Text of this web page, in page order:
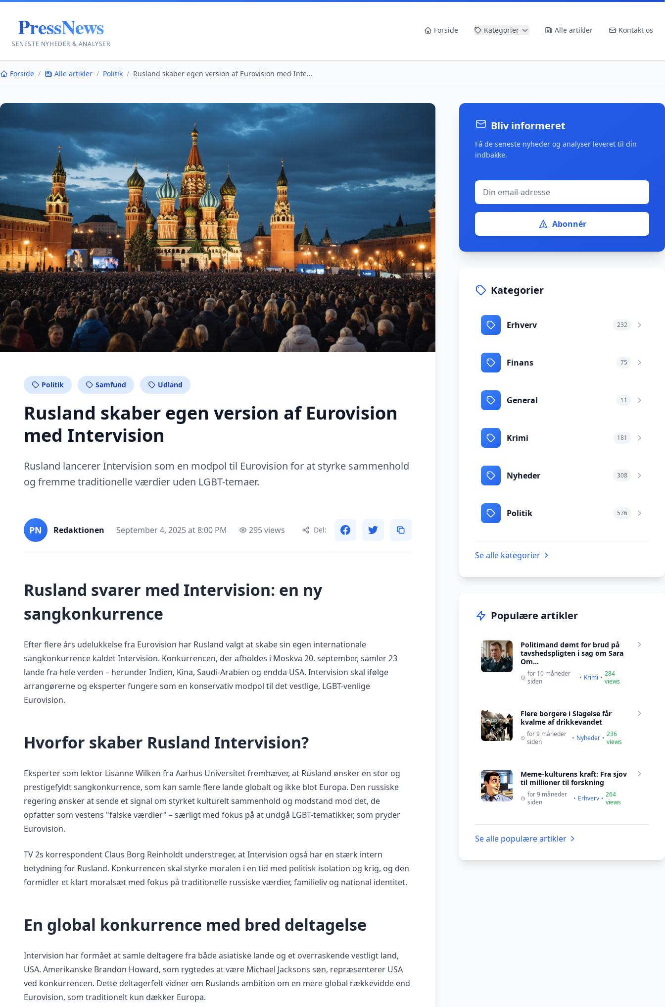
PressNews
SENESTE NYHEDER & ANALYSER
Forside Kategorier Alle artikler Kontakt os
Forside / Alle artikler / Politik / Rusland skaber egen version af Eurovision med Inte...
Politik Samfund Udland
Rusland skaber egen version af Eurovision
med Intervision
Rusland lancerer Intervision som en modpol til Eurovision for at styrke sammenhold
og fremme traditionelle værdier uden LGBT-temaer.
PN Redaktionen September 4, 2025 at 8:00 PM 295 views Del:
Rusland svarer med Intervision: en ny
sangkonkurrence
Efter flere års udelukkelse fra Eurovision har Rusland valgt at skabe sin egen internationale
sangkonkurrence kaldet Intervision. Konkurrencen, der afholdes i Moskva 20. september, samler 23
lande fra hele verden – herunder Indien, Kina, Saudi-Arabien og endda USA. Intervision skal ifølge
arrangørerne og eksperter fungere som en konservativ modpol til det vestlige, LGBT-venlige
Eurovision.
Hvorfor skaber Rusland Intervision?
Eksperter som lektor Lisanne Wilken fra Aarhus Universitet fremhæver, at Rusland ønsker en stor og
prestigefyldt sangkonkurrence, som kan samle flere lande globalt og ikke blot Europa. Den russiske
regering ønsker at sende et signal om styrket kulturelt sammenhold og modstand mod det, de
opfatter som vestens "falske værdier" – særligt med fokus på at undgå LGBT-tematikker, som pryder
Eurovision.
TV 2s korrespondent Claus Borg Reinholdt understreger, at Intervision også har en stærk intern
betydning for Rusland. Konkurrencen skal styrke moralen i en tid med politisk isolation og krig, og den
formidler et klart moralsæt med fokus på traditionelle russiske værdier, familieliv og national identitet.
En global konkurrence med bred deltagelse
Intervision har formået at samle deltagere fra både asiatiske lande og et overraskende vestligt land,
USA. Amerikanske Brandon Howard, som rygtedes at være Michael Jacksons søn, repræsenterer USA
ved konkurrencen. Dette deltagerfelt vidner om Ruslands ambition om en mere global rækkevidde end
Eurovision, som traditionelt kun dækker Europa.
Bliv informeret
Få de seneste nyheder og analyser leveret til din
indbakke.
Abonnér
Kategorier
Erhverv 232
Finans 75
General 11
Krimi 181
Nyheder 308
Politik 576
Se alle kategorier
Populære artikler
Politimand dømt for brud på
tavshedspligten i sag om Sara
Om...
for 10 måneder
siden
• Krimi • 284
views
Flere borgere i Slagelse får
kvalme af drikkevandet
for 9 måneder
siden
• Nyheder • 236
views
Meme-kulturens kraft: Fra sjov
til millioner til forskning
for 9 måneder
siden
• Erhverv • 264
views
Se alle populære artikler